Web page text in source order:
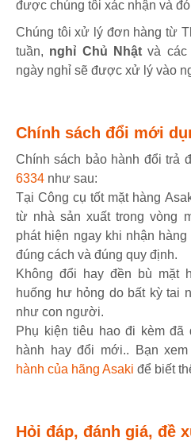
được chúng tôi xác nhận và
Chúng tôi xử lý đơn hàng từ
tuần, nghỉ Chủ Nhậtvà các
ngày nghỉ sẽ được xử lý vào
Chính sách đổi mới
Chính sách bảo hành đổi trả
6334 như sau:
Tại Công cụ tốt mặt hàng
từ nhà sản xuất trong vòng
phát hiện ngay khi nhận
đúng cách và đúng quy định.
Không đổi hay đền bù mặt
huống hư hỏng do bất kỳ tai
như con người.
Phụ kiện tiêu hao đi kèm
hành hay đổi mới.. Bạn
hành của hãng Asaki để biết
Hỏi đáp, đánh giá, đề